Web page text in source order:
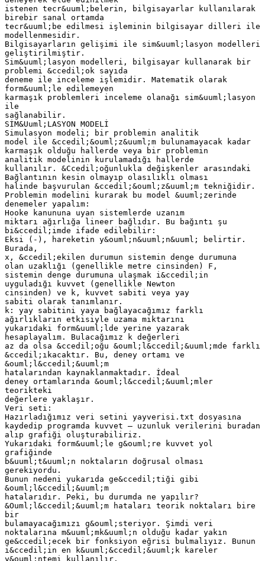
istenen tecr&uuml;belerin, bilgisayarlar kullanılarak
birebir sanal ortamda
tecr&uuml;be edilmesi işleminin bilgisayar dilleri ile
modellenmesidir.
Bilgisayarların gelişimi ile sim&uuml;lasyon modelleri
geliştirilmiştir.
Sim&uuml;lasyon modelleri, bilgisayar kullanarak bir
problemi &ccedil;ok sayıda
deneme ile inceleme işlemidir. Matematik olarak
form&uuml;le edilemeyen
karmaşık problemleri inceleme olanağı sim&uuml;lasyon
ile
sağlanabilir.
SİM&Uuml;LASYON MODELİ
Simulasyon modeli; bir problemin analitik
model ile &ccedil;&ouml;z&uuml;m bulunamayacak kadar
karmaşık olduğu hallerde veya bir problemin
analitik modelinin kurulamadığı hallerde
kullanılır. &Ccedil;oğunlukla değişkenler arasındaki
Bağlantının kesin olmayıp olasılıklı olması
halinde başvurulan &ccedil;&ouml;z&uuml;m tekniğidir.
Problemin modelini kurarak bu model &uuml;zerinde
denemeler yapalım:
Hooke kanununa uyan sistemlerde uzanım
miktarı ağırlığa lineer bağlıdır. Bu bağıntı şu
bi&ccedil;imde ifade edilebilir:
Eksi (-), hareketin y&ouml;n&uuml;n&uuml; belirtir.
Burada,
x, &ccedil;ekilen durumun sistemin denge durumuna
olan uzaklığı (genellikle metre cinsinden) F,
sistemin denge durumuna ulaşmak i&ccedil;in
uyguladığı kuvvet (genellikle Newton
cinsinden) ve k, kuvvet sabiti veya yay
sabiti olarak tanımlanır.
k: yay sabitini yaya bağlayacağımız farklı
ağırlıkların etkisiyle uzama miktarını
yukarıdaki form&uuml;lde yerine yazarak
hesaplayalım. Bulacağımız k değerleri
az da olsa &ccedil;oğu &ouml;l&ccedil;&uuml;mde farklı
&ccedil;ıkacaktır. Bu, deney ortamı ve
&ouml;l&ccedil;&uuml;m
hatalarından kaynaklanmaktadır. İdeal
deney ortamlarında &ouml;l&ccedil;&uuml;mler
teorikteki
değerlere yaklaşır.
Veri seti:
Hazırladığımız veri setini yayverisi.txt dosyasına
kaydedip programda kuvvet – uzunluk verilerini buradan
alıp grafiği oluşturabiliriz.
Yukarıdaki form&uuml;le g&ouml;re kuvvet yol
grafiğinde
b&uuml;t&uuml;n noktaların doğrusal olması
gerekiyordu.
Bunun nedeni yukarıda ge&ccedil;tiği gibi
&ouml;l&ccedil;&uuml;m
hatalarıdır. Peki, bu durumda ne yapılır?
&Ouml;l&ccedil;&uuml;m hataları teorik noktaları bire
bir
bulamayacağımızı g&ouml;steriyor. Şimdi veri
noktalarına m&uuml;mk&uuml;n olduğu kadar yakın
ge&ccedil;ecek bir fonksiyon eğrisi bulmalıyız. Bunun
i&ccedil;in en k&uuml;&ccedil;&uuml;k kareler
y&ouml;ntemi kullanılır.